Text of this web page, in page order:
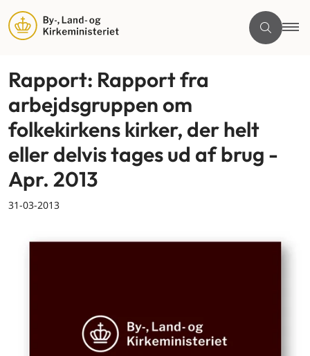
Rapport: Rapport fra
arbejdsgruppen om
folkekirkens kirker, der helt
eller delvis tages ud af brug -
Apr. 2013
31-03-2013